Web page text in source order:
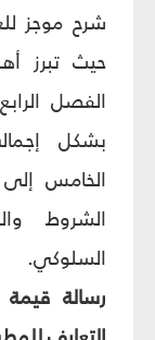
شرح موجز
حيث تبرز
الفصل
بشكل
الخامس
الشروط
السلوكي.
رسالة